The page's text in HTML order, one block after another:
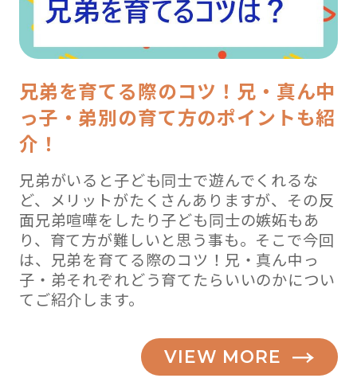
兄弟を育てる際のコツ！兄・真ん中
っ子・弟別の育て方のポイントも紹
介！
兄弟がいると子ども同士で遊んでくれるな
ど、メリットがたくさんありますが、その反
面兄弟喧嘩をしたり子ども同士の嫉妬もあ
り、育て方が難しいと思う事も。そこで今回
は、兄弟を育てる際のコツ！兄・真ん中っ
子・弟それぞれどう育てたらいいのかについ
てご紹介します。
VIEW MORE